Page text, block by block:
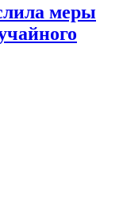
меры